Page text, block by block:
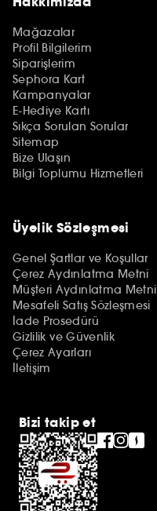
Mağazalar
Profil Bilgilerim
Siparişlerim
Sephora Kart
Kampanyalar
E-Hediye Kartı
Sıkça Sorulan Sorular
Sitemap
Bize Ulaşın
Bilgi Toplumu Hizmetleri
Üyelik Sözleşmesi
Genel Şartlar ve Koşullar
Çerez Aydınlatma Metni
Müşteri Aydınlatma Metni
Mesafeli Satış Sözleşmesi
İade Prosedürü
Gizlilik ve Güvenlik
Çerez Ayarları
İletişim
Bizi takip et